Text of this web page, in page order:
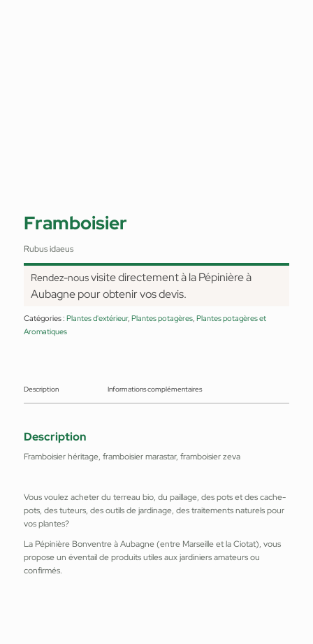
Framboisier
Rubus idaeus
Rendez-nousvisite directement à la Pépinière à
Aubagne pour obtenir vos devis.
Catégories : Plantes d'extérieur, Plantes potagères, Plantes potagères et
Aromatiques
Description Informations complémentaires
Description
Framboisier héritage, framboisier marastar, framboisier zeva
Vous voulez acheter du terreau bio, du paillage, des pots et des cache-
pots, des tuteurs, des outils de jardinage, des traitements naturels pour
vos plantes?
La Pépinière Bonventre à Aubagne (entre Marseille et la Ciotat), vous
propose un éventail de produits utiles aux jardiniers amateurs ou
confirmés.